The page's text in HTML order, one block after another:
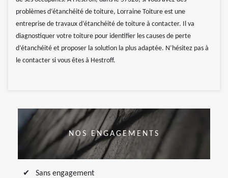
problèmes d‘étanchéité de toiture, Lorraine Toiture est une
entreprise de travaux d’étanchéité de toiture à contacter. Il va
diagnostiquer votre toiture pour identifier les causes de perte
d’étanchéité et proposer la solution la plus adaptée. N’hésitez pas à
le contacter si vous êtes à Hestroff.
NOS ENGAGEMENTS
Sans engagement